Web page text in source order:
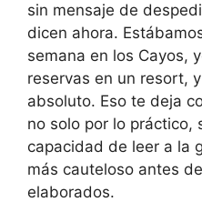
sin mensaje de
dicen ahora.
semana en los Cayos,
reservas en un resort,
absoluto. Eso te deja
no solo por lo práctico,
capacidad de leer a la
más cauteloso antes
elaborados.